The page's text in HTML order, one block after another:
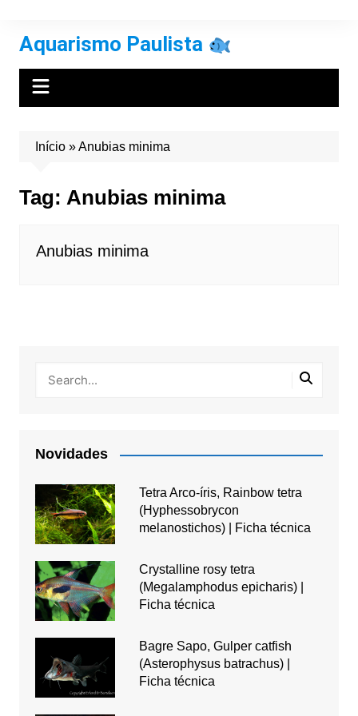
conteúdo
Aquarismo Paulista
Início»Anubias minima
Tag: Anubias minima
Anubias minima
Novidades
Tetra Arco-íris, Rainbow tetra
(Hyphessobrycon
melanostichos) | Ficha técnica
Crystalline rosy tetra
(Megalamphodus epicharis) |
Ficha técnica
Bagre Sapo, Gulper catfish
(Asterophysus batrachus) |
Ficha técnica